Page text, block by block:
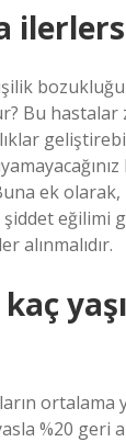
Bu hastalar
ek
eğilimi
alınmalıdır.
ortalama
%20 geri